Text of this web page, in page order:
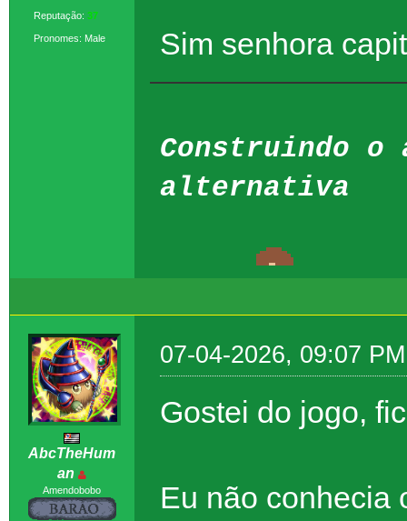
Reputação: 37
Pronomes: Male Sim senhora
Construindo o
alternativa
AbcTheHum
an
Amendobobo
07-04-2026, 09:07 PM
Gostei do jogo,
Eu não conhecia